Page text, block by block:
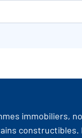
immobiliers,
constructibles.